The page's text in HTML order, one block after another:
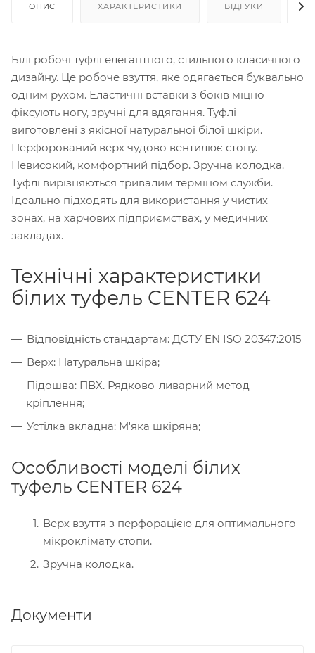
ОПИС ХАРАКТЕРИСТИКИ ВІДГУКИ
Білі робочі туфлі елегантного, стильного класичного
дизайну. Це робоче взуття, яке одягається буквально
одним рухом. Еластичні вставки з боків міцно
фіксують ногу, зручні для вдягання. Туфлі
виготовлені з якісної натуральної білої шкіри.
Перфорований верх чудово вентилює стопу.
Невисокий, комфортний підбор. Зручна колодка.
Туфлі вирізняються тривалим терміном служби.
Ідеально підходять для використання у чистих
зонах, на харчових підприємствах, у медичних
закладах.
Технічні характеристики
білих туфель CENTER 624
Відповідність стандартам: ДСТУ EN ISO 20347:2015
Верх: Натуральна шкіра;
Підошва: ПВХ. Рядково-ливарний метод
кріплення;
Устілка вкладна: М'яка шкіряна;
Особливості моделі білих
туфель CENTER 624
Верх взуття з перфорацією для оптимального
мікроклімату стопи.
Зручна колодка.
Документи